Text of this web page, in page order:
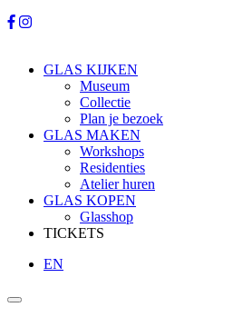
GLAS KIJKEN
Museum
Collectie
Plan je bezoek
GLAS MAKEN
Workshops
Residenties
Atelier huren
GLAS KOPEN
Glasshop
TICKETS
EN